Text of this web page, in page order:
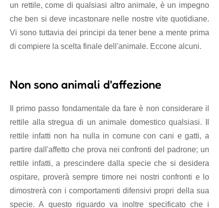
un rettile, come di qualsiasi altro animale, è un impegno
che ben si deve incastonare nelle nostre vite quotidiane.
Vi sono tuttavia dei principi da tener bene a mente prima
di compiere la scelta finale dell'animale. Eccone alcuni.
Non sono animali d'affezione
Il primo passo fondamentale da fare è non considerare il
rettile alla stregua di un animale domestico qualsiasi. Il
rettile infatti non ha nulla in comune con cani e gatti, a
partire dall'affetto che prova nei confronti del padrone; un
rettile infatti, a prescindere dalla specie che si desidera
ospitare, proverà sempre timore nei nostri confronti e lo
dimostrerà con i comportamenti difensivi propri della sua
specie. A questo riguardo va inoltre specificato che i